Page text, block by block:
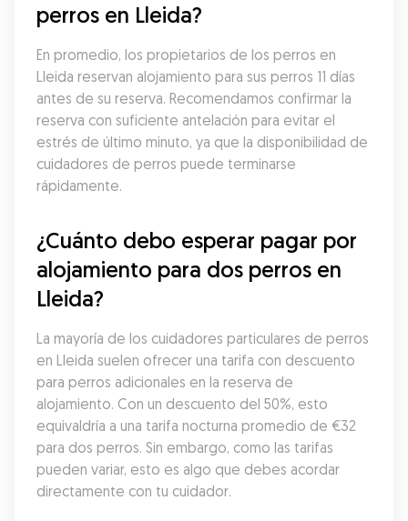
perros en Lleida?
En promedio, los propietarios de los perros en
Lleida reservan alojamiento para sus perros 11 días
antes de su reserva. Recomendamos confirmar la
reserva con suficiente antelación para evitar el
estrés de último minuto, ya que la disponibilidad de
cuidadores de perros puede terminarse
rápidamente.
¿Cuánto debo esperar pagar por
alojamiento para dos perros en
Lleida?
La mayoría de los cuidadores particulares de perros
en Lleida suelen ofrecer una tarifa con descuento
para perros adicionales en la reserva de
alojamiento. Con un descuento del 50%, esto
equivaldría a una tarifa nocturna promedio de €32
para dos perros. Sin embargo, como las tarifas
pueden variar, esto es algo que debes acordar
directamente con tu cuidador.